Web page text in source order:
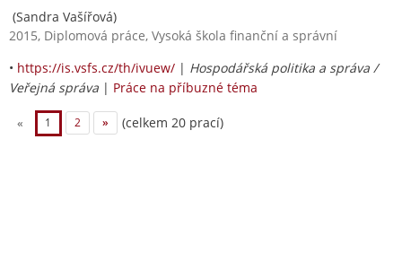
(Sandra Vašířová)
2015, Diplomová práce, Vysoká škola finanční a správní
• https://is.vsfs.cz/th/ivuew/ | Hospodářská politika a správa /
Veřejná správa | Práce na příbuzné téma
« 1 2 » (celkem 20 prací)